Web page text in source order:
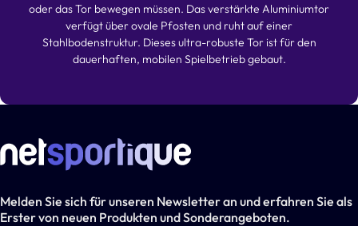
oder das Tor bewegen müssen. Das verstärkte Aluminiumtor
verfügt über ovale Pfosten und ruht auf einer
Stahlbodenstruktur. Dieses ultra-robuste Tor ist für den
dauerhaften, mobilen Spielbetrieb gebaut.
Melden Sie sich für unseren Newsletter an und erfahren Sie als
Erster von neuen Produkten und Sonderangeboten.